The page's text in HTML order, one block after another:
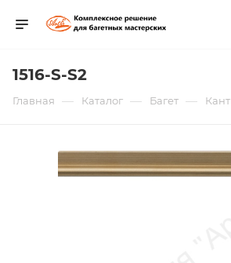
1516-S-S2
Главная — Каталог — Багет — Кант